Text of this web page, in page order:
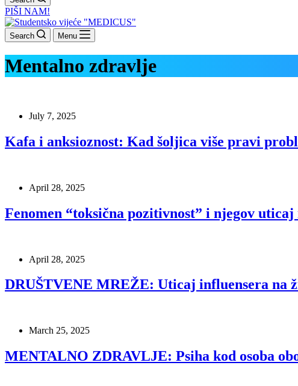
PIŠI NAM!
Search Menu
Mentalno zdravlje
July 7, 2025
Kafa i anksioznost: Kad šoljica više pravi
April 28, 2025
Fenomen “toksična pozitivnost” i njegov
April 28, 2025
DRUŠTVENE MREŽE: Uticaj influensera na
March 25, 2025
MENTALNO ZDRAVLJE: Psiha kod osoba